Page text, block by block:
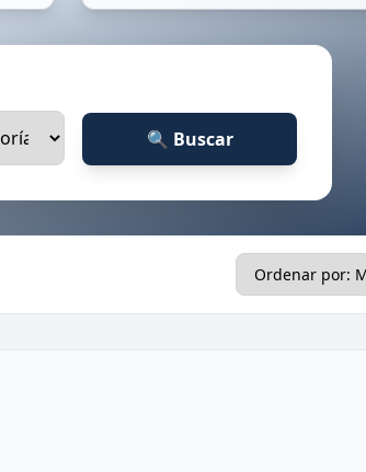
🔍 Buscar